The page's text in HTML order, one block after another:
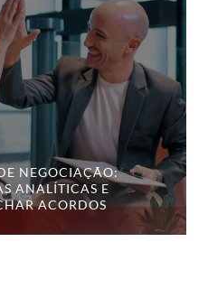
NEGOCIAÇÃO:
ANALÍTICAS E
ACORDOS